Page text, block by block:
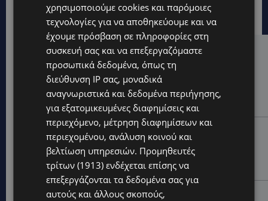
Hot this week
UPDATES
ΝΙΚΟΣ ΚΑΖΑΝΤΖΑΚΗΣ: Γιατί το έργο του εξακολουθεί
να μας αφορά
UPDATES
ΝΟΣΟΚΟΜΕΙΟ ΛΕΜΕΣΟΥ: «Θα γινόμουν εγώ τα μάτια
του» – Συγκλονίζει η μητέρα του 4χρονου Μάριου:
«Ζούμε σε μια επικίνδυνη πόλη» -(Βίντεο)
UPDATES
χρησιμοποιούμε cookies και παρόμοιες
τεχνολογίες για να αποθηκεύουμε και να
έχουμε πρόσβαση σε πληροφορίες στη
συσκευή σας και να επεξεργαζόμαστε
προσωπικά δεδομένα, όπως τη
διεύθυνση IP σας, μοναδικά
αναγνωριστικά και δεδομένα περιήγησης,
για εξατομικευμένες διαφημίσεις και
περιεχόμενο, μέτρηση διαφημίσεων και
περιεχομένου, ανάλυση κοινού και
βελτίωση υπηρεσιών. Προμηθευτές
τρίτων (1913) ενδέχεται επίσης να
επεξεργάζονται τα δεδομένα σας για
αυτούς και άλλους σκοπούς,